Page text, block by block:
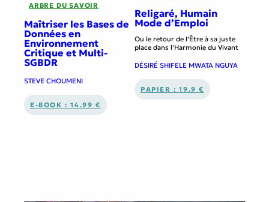
ARBRE DU SAVOIR
Maîtriser les Bases de
Données en
Environnement
Critique et Multi-
SGBDR
STEVE CHOUMENI
E-BOOK : 14.99 €
Religaré, Humain
Mode d’Emploi
Ou le retour de l’Être à sa juste
place dans l’Harmonie du Vivant
DÉSIRÉ SHIFELE MWATA NGUYA
PAPIER : 19.9 €